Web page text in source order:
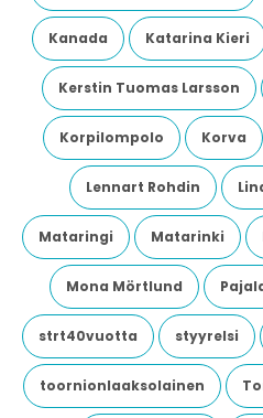
Kanada Katarina Kieri
Kerstin Tuomas Larsson
Korpilompolo Korva
Lennart Rohdin
Mataringi Matarinki
Mona Mörtlund
strt40vuotta styyrelsi
toornionlaaksolainen